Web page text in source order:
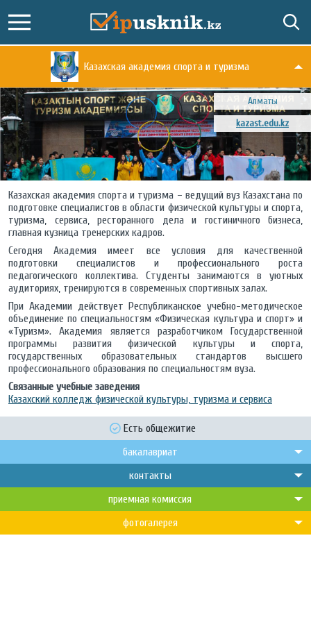
Казахская академия спорта и туризма
Алматы
kazast.edu.kz
Казахская академия спорта и туризма – ведущий вуз Казахстана по
подготовке специалистов в области физической культуры и спорта,
туризма, сервиса, ресторанного дела и гостиничного бизнеса,
главная кузница тренерских кадров.
Сегодня Академия имеет все условия для качественной
подготовки специалистов и профессионального роста
педагогического коллектива. Студенты занимаются в уютных
аудиториях, тренируются в современных спортивных залах.
При Академии действует Республиканское учебно-методическое
объединение по специальностям «Физическая культура и спорт» и
«Туризм». Академия является разработчиком Государственной
программы развития физической культуры и спорта,
государственных образовательных стандартов высшего
профессионального образования по специальностям вуза.
Связанные учебные заведения
Казахский колледж физической культуры, туризма и сервиса
Есть общежитие
бакалавриат
контакты
приемная комиссия
фотогалерея